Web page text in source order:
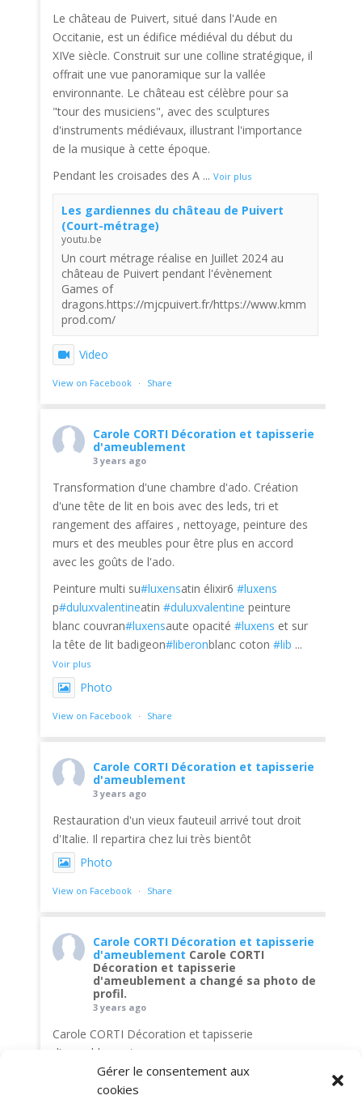
Gérer le consentement aux
cookies
Le château de Puivert, situé dans l'Aude en
Occitanie, est un édifice médiéval du début du
XIVe siècle. Construit sur une colline stratégique, il
offrait une vue panoramique sur la vallée
environnante. Le château est célèbre pour sa
"tour des musiciens", avec des sculptures
d'instruments médiévaux, illustrant l'importance
de la musique à cette époque.
Pendant les croisades des A ...Voir plus
Les gardiennes du château de Puivert
(Court-métrage)
youtu.be
Un court métrage réalise en Juillet 2024 au
château de Puivert pendant l'évènement
Games of
dragons.https://mjcpuivert.fr/https://www.kmm
prod.com/
Video
View on Facebook · Share
Carole CORTI Décoration et tapisserie
d'ameublement
3 years ago
Transformation d'une chambre d'ado. Création
d'une tête de lit en bois avec des leds, tri et
rangement des affaires , nettoyage, peinture des
murs et des meubles pour être plus en accord
avec les goûts de l'ado.
Peinture multi su#luxensatin élixir6#luxens
p#duluxvalentineatin#duluxvalentine peinture
blanc couvran#luxensaute opacité#luxens et sur
la tête de lit badigeon#liberonblanc coton#lib ...
Voir plus
Photo
View on Facebook · Share
Carole CORTI Décoration et tapisserie
d'ameublement
3 years ago
Restauration d'un vieux fauteuil arrivé tout droit
d'Italie. Il repartira chez lui très bientôt
Photo
View on Facebook · Share
Carole CORTI Décoration et tapisserie
d'ameublement Carole CORTI
Décoration et tapisserie
d'ameublement a changé sa photo de
profil.
3 years ago
Carole CORTI Décoration et tapisserie
d'ameublement
Photo